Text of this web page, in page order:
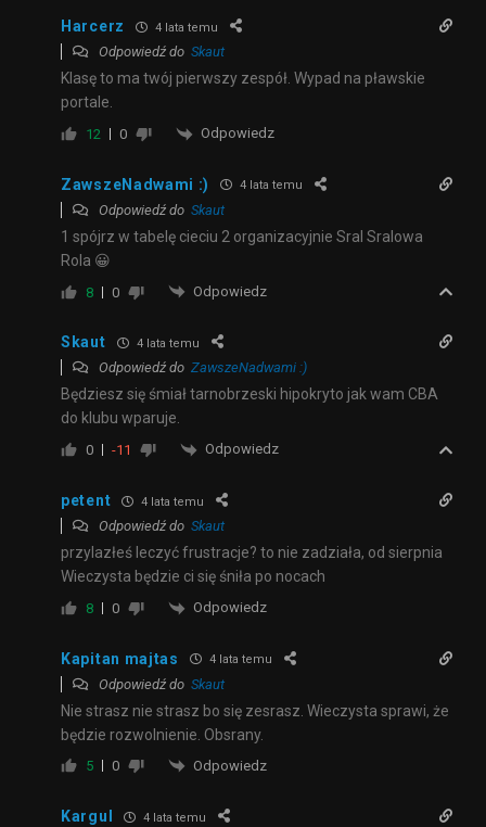
Harcerz 4 lata temu
Odpowiedź do Skaut
Klasę to ma twój pierwszy zespół. Wypad na pławskie
portale.
12 0 Odpowiedz
ZawszeNadwami :) 4 lata temu
Odpowiedź do Skaut
1 spójrz w tabelę cieciu 2 organizacyjnie Sral Sralowa
Rola 😀
8 0 Odpowiedz
Skaut 4 lata temu
Odpowiedź do ZawszeNadwami :)
Będziesz się śmiał tarnobrzeski hipokryto jak wam CBA
do klubu wparuje.
0 -11 Odpowiedz
petent 4 lata temu
Odpowiedź do Skaut
przylazłeś leczyć frustracje? to nie zadziała, od sierpnia
Wieczysta będzie ci się śniła po nocach
8 0 Odpowiedz
Kapitan majtas 4 lata temu
Odpowiedź do Skaut
Nie strasz nie strasz bo się zesrasz. Wieczysta sprawi, że
będzie rozwolnienie. Obsrany.
5 0 Odpowiedz
Kargul 4 lata temu